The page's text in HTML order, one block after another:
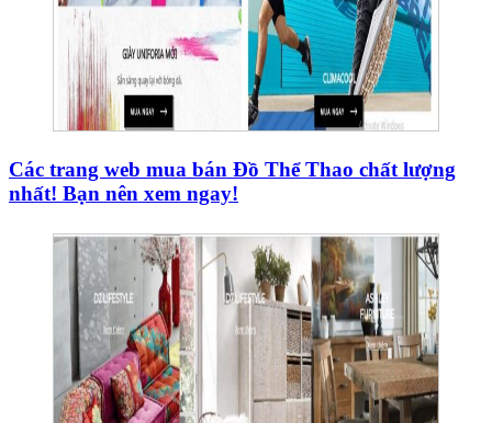
Các trang web mua bán Đồ Thể Thao chất lượng
nhất! Bạn nên xem ngay!